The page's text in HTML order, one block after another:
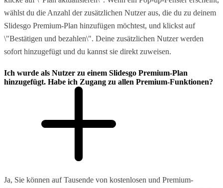
wählst du die Anzahl der zusätzlichen Nutzer aus, die du zu deinem
Slidesgo Premium-Plan hinzufügen möchtest, und klickst auf
\"Bestätigen und bezahlen\". Deine zusätzlichen Nutzer werden
sofort hinzugefügt und du kannst sie direkt zuweisen.
Ich wurde als Nutzer zu einem Slidesgo Premium-Plan
hinzugefügt. Habe ich Zugang zu allen Premium-Funktionen?
Ja, Sie können auf Tausende von kostenlosen und Premium-